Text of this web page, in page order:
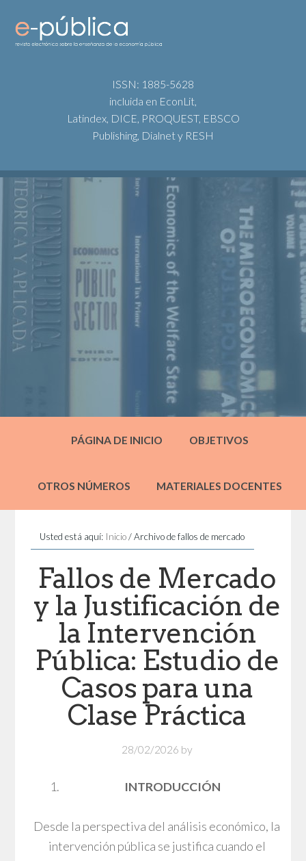
ISSN: 1885-5628
incluida en EconLit,
Latindex, DICE, PROQUEST, EBSCO
Publishing, Dialnet y RESH
PÁGINA DE INICIO OBJETIVOS
OTROS NÚMEROS MATERIALES DOCENTES
Usted está aquí: Inicio /Archivo de fallos de mercado
Fallos de Mercado
y la Justificación de
la Intervención
Pública: Estudio de
Casos para una
Clase Práctica
28/02/2026 by
INTRODUCCIÓN
Desde la perspectiva del análisis económico, la
intervención pública se justifica cuando el